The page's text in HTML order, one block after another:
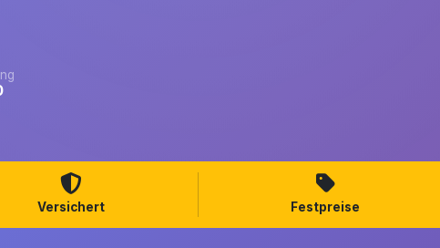
Versichert Festpreise